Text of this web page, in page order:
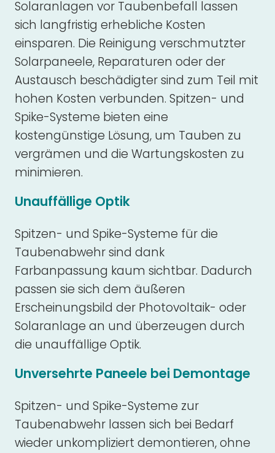
Solaranlagen vor Taubenbefall lassen
sich langfristig erhebliche Kosten
einsparen. Die Reinigung verschmutzter
Solarpaneele, Reparaturen oder der
Austausch beschädigter sind zum Teil mit
hohen Kosten verbunden. Spitzen- und
Spike-Systeme bieten eine
kostengünstige Lösung, um Tauben zu
vergrämen und die Wartungskosten zu
minimieren.
Unauffällige Optik
Spitzen- und Spike-Systeme für die
Taubenabwehr sind dank
Farbanpassung kaum sichtbar. Dadurch
passen sie sich dem äußeren
Erscheinungsbild der Photovoltaik- oder
Solaranlage an und überzeugen durch
die unauffällige Optik.
Unversehrte Paneele bei Demontage
Spitzen- und Spike-Systeme zur
Taubenabwehr lassen sich bei Bedarf
wieder unkompliziert demontieren, ohne